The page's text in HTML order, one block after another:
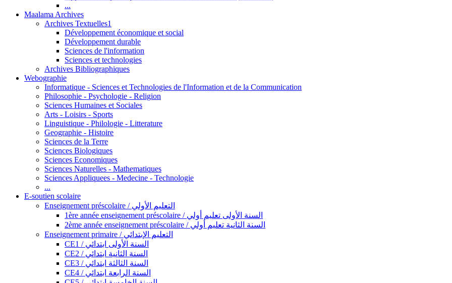
...
Maalama Archives
Archives Textuelles1
Développement économique et social
Développement durable
Sciences de l'information
Sciences et technologies
Archives Bibliographiques
Webographie
Informatique - Sciences et Technologies de l'Information et de la Communication
Philosophie - Psychologie - Religion
Sciences Humaines et Sociales
Arts - Loisirs - Sports
Linguistique - Philologie - Litterature
Geographie - Histoire
Sciences de la Terre
Sciences Biologiques
Sciences Economiques
Sciences Naturelles - Mathematiques
Sciences Appliquees - Medecine - Technologie
...
E-soutien scolaire
Enseignement préscolaire / التعليم الأولي
1ère année enseignement préscolaire / السنة الأولى تعليم أولي
2ème année enseignement préscolaire / السنة الثانية تعليم أولي
Enseignement primaire / التعليم الإبتدائي
CE1 / السنة الأولى ابتدائي
CE2 / السنة الثانية ابتدائي
CE3 / السنة الثالثة ابتدائي
CE4 / السنة الرابعة ابتدائي